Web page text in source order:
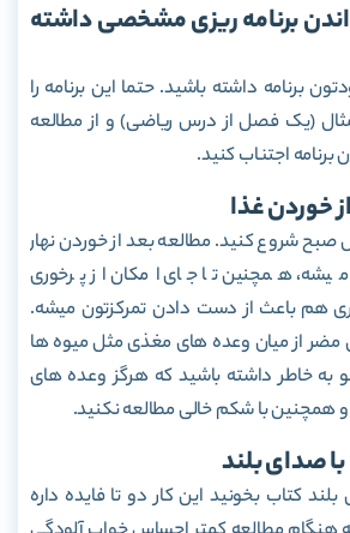
برنامه ریزی مشخصی داشته
برنامه داشته باشید. حتما این برنامه را
(یک فصل از درس ریاضی) و از مطالعه
برنامه اجتناب کنید.
صبح شروع کنید. مطالعه بعد از خوردن نهار
همچنین تا جای امکان از پرخوری
هم باعث از دست دادن تمرکزتون میشه.
مضر از میان وعده های مغذی مثل میوه ها
به خاطر داشته باشید که هرگز وعده های
همچنین با شکم خالی مطالعه نکنید.
کتاب بخونید این کار دو تا فایده داره